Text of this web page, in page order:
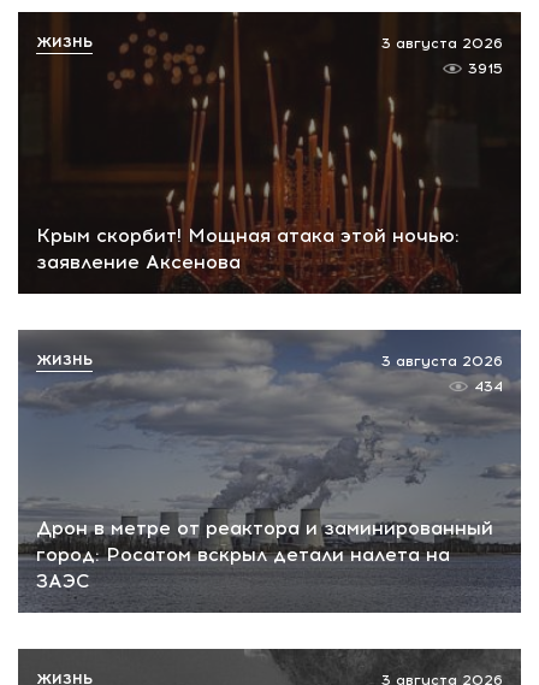
Крым скорбит! Мощная атака этой ночью:
заявление Аксенова
3 августа 2026
3915
ЖИЗНЬ
Дрон в метре от реактора и заминированный
город: Росатом вскрыл детали налета на
ЗАЭС
3 августа 2026
434
ЖИЗНЬ
3 августа 2026
ЖИЗНЬ